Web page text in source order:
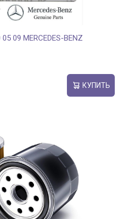
09 MERCEDES-BENZ
КУПИТЬ